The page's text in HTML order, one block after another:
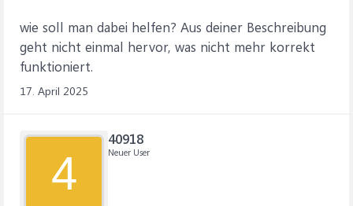
wie soll man dabei helfen? Aus deiner Beschreibung
geht nicht einmal hervor, was nicht mehr korrekt
funktioniert.
17. April 2025
4
40918
Neuer User